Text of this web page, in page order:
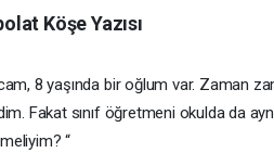
Köşe Yazısı
8 yaşında bir oğlum var. Zaman
Fakat sınıf öğretmeni okulda da
“